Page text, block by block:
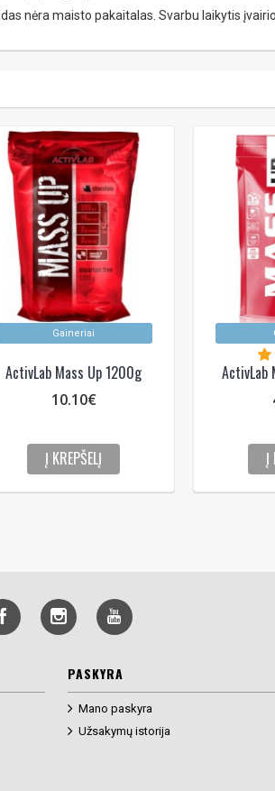
nėra maisto pakaitalas. Svarbu laikytis
Gaineriai
ActivLab Mass Up 1200g
10.10€
Į KREPŠELĮ
ActivLab
Į
PASKYRA
Mano paskyra
Užsakymų istorija